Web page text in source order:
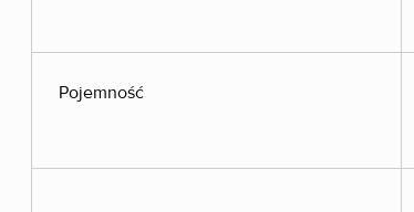
Pojemność